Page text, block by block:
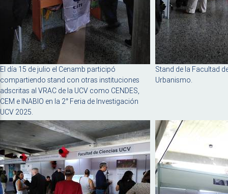
El día 15 de julio el Cenamb participó
compartiendo stand con otras instituciones
adscritas al VRAC de la UCV como CENDES,
CEM e INABIO en la 2° Feria de Investigación
UCV 2025.
Stand de la Facultad
Urbanismo.